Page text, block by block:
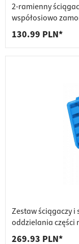
2-ramienny
współosiowo
130.99 PLN*
Zestaw ściągaczy
oddzielania części
269.93 PLN*